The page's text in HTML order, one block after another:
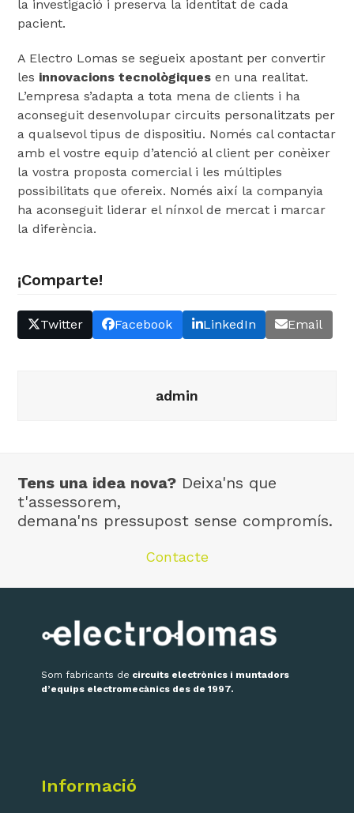
la investigació i preserva la identitat de cada
pacient.
A Electro Lomas se segueix apostant per convertir
les innovacions tecnològiques en una realitat.
L’empresa s’adapta a tota mena de clients i ha
aconseguit desenvolupar circuits personalitzats per
a qualsevol tipus de dispositiu. Només cal contactar
amb el vostre equip d’atenció al client per conèixer
la vostra proposta comercial i les múltiples
possibilitats que ofereix. Només així la companyia
ha aconseguit liderar el nínxol de mercat i marcar
la diferència.
¡Comparte!
Twitter Facebook LinkedIn Email
admin
Tens una idea nova? Deixa'ns que
t'assessorem,
demana'ns pressupost sense compromís.
Contacte
Som fabricants de circuits electrònics i muntadors
d’equips electromecànics des de 1997.
Informació